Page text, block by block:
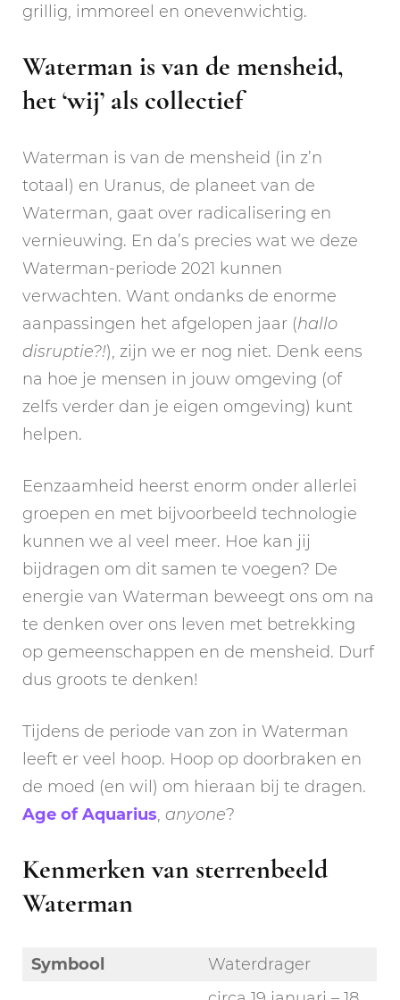
grillig, immoreel en onevenwichtig.
Waterman is van de mensheid,
het ‘wij’ als collectief
Waterman is van de mensheid (in z’n
totaal) en Uranus, de planeet van de
Waterman, gaat over radicalisering en
vernieuwing. En da’s precies wat we deze
Waterman-periode 2021 kunnen
verwachten. Want ondanks de enorme
aanpassingen het afgelopen jaar (hallo
disruptie?!), zijn we er nog niet. Denk eens
na hoe je mensen in jouw omgeving (of
zelfs verder dan je eigen omgeving) kunt
helpen.
Eenzaamheid heerst enorm onder allerlei
groepen en met bijvoorbeeld technologie
kunnen we al veel meer. Hoe kan jij
bijdragen om dit samen te voegen? De
energie van Waterman beweegt ons om na
te denken over ons leven met betrekking
op gemeenschappen en de mensheid. Durf
dus groots te denken!
Tijdens de periode van zon in Waterman
leeft er veel hoop. Hoop op doorbraken en
de moed (en wil) om hieraan bij te dragen.
Age of Aquarius, anyone?
Kenmerken van sterrenbeeld
Waterman
Symbool
Waterdrager